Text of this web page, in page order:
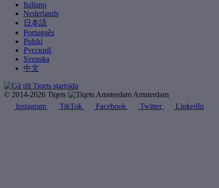
Italiano
Nederlands
日本語
Português
Polski
Русский
Svenska
中文
© 2014-2026 Tiqets
Amsterdam
Instagram
TikTok Facebook Twitter LinkedIn